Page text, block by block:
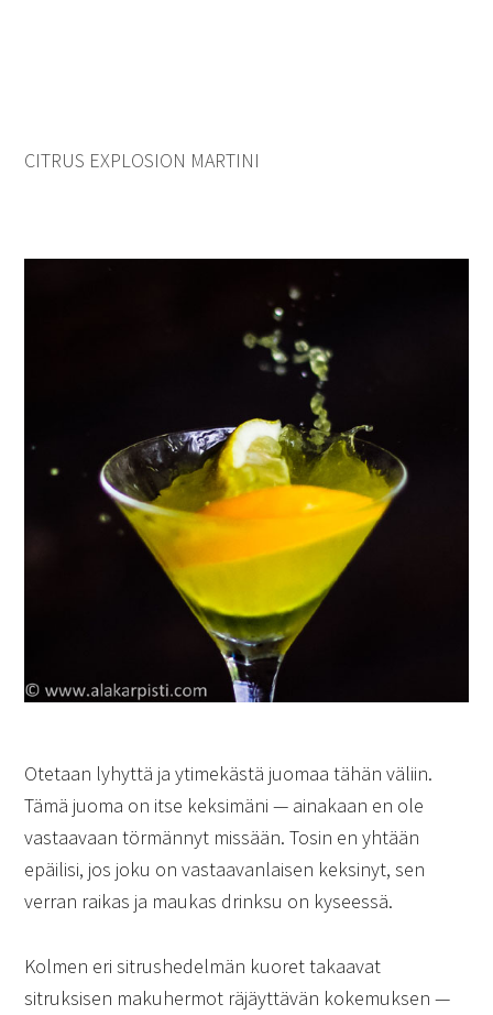
CITRUS EXPLOSION MARTINI
Otetaan lyhyttä ja ytimekästä juomaa tähän väliin.
Tämä juoma on itse keksimäni — ainakaan en ole
vastaavaan törmännyt missään. Tosin en yhtään
epäilisi, jos joku on vastaavanlaisen keksinyt, sen
verran raikas ja maukas drinksu on kyseessä.
Kolmen eri sitrushedelmän kuoret takaavat
sitruksisen makuhermot räjäyttävän kokemuksen —